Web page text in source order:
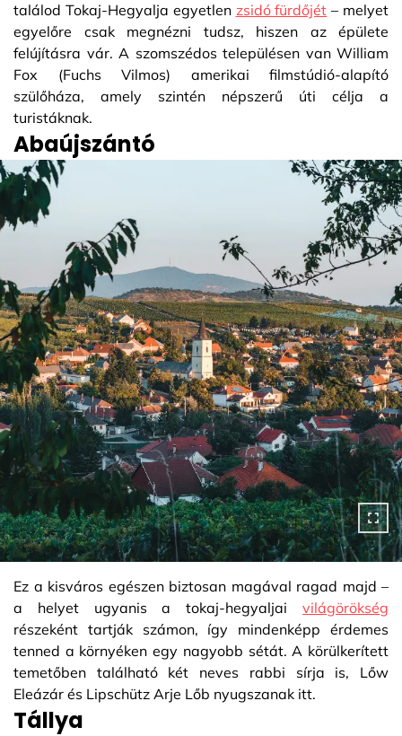
találod Tokaj-Hegyalja egyetlen zsidó fürdőjét – melyet
egyelőre csak megnézni tudsz, hiszen az épülete
felújításra vár. A szomszédos településen van William
Fox (Fuchs Vilmos) amerikai filmstúdió-alapító
szülőháza, amely szintén népszerű úti célja a
turistáknak.
Abaújszántó
Ez a kisváros egészen biztosan magával ragad majd –
a helyet ugyanis a tokaj-hegyaljai világörökség
részeként tartják számon, így mindenképp érdemes
tenned a környéken egy nagyobb sétát. A körülkerített
temetőben található két neves rabbi sírja is, Lőw
Eleázár és Lipschütz Arje Lőb nyugszanak itt.
Tállya